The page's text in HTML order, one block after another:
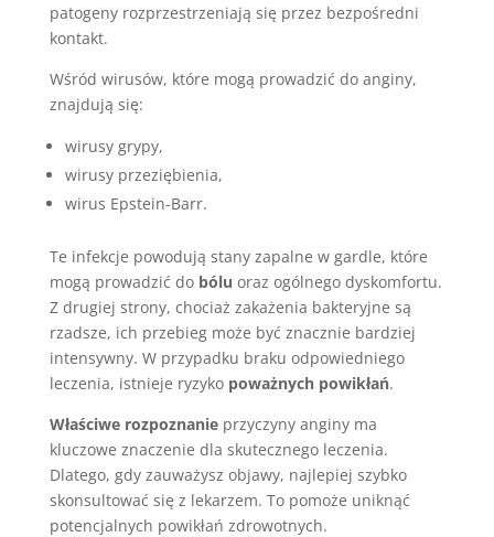
patogeny rozprzestrzeniają się przez bezpośredni
kontakt.
Wśród wirusów, które mogą prowadzić do anginy,
znajdują się:
wirusy grypy,
wirusy przeziębienia,
wirus Epstein-Barr.
Te infekcje powodują stany zapalne w gardle, które
mogą prowadzić do bólu oraz ogólnego dyskomfortu.
Z drugiej strony, chociaż zakażenia bakteryjne są
rzadsze, ich przebieg może być znacznie bardziej
intensywny. W przypadku braku odpowiedniego
leczenia, istnieje ryzyko poważnych powikłań.
Właściwe rozpoznanieprzyczyny anginy ma
kluczowe znaczenie dla skutecznego leczenia.
Dlatego, gdy zauważysz objawy, najlepiej szybko
skonsultować się z lekarzem. To pomoże uniknąć
potencjalnych powikłań zdrowotnych.